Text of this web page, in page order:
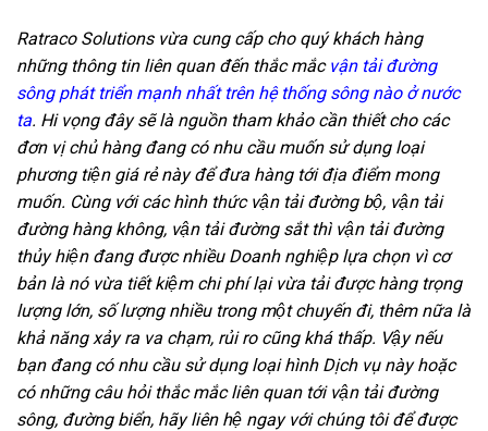
Ratraco Solutions vừa cung cấp cho quý khách hàng
những thông tin liên quan đến thắc mắc vận tải đường
sông phát triển mạnh nhất trên hệ thống sông nào ở nước
ta. Hi vọng đây sẽ là nguồn tham khảo cần thiết cho các
đơn vị chủ hàng đang có nhu cầu muốn sử dụng loại
phương tiện giá rẻ này để đưa hàng tới địa điểm mong
muốn. Cùng với các hình thức vận tải đường bộ, vận tải
đường hàng không, vận tải đường sắt thì vận tải đường
thủy hiện đang được nhiều Doanh nghiệp lựa chọn vì cơ
bản là nó vừa tiết kiệm chi phí lại vừa tải được hàng trọng
lượng lớn, số lượng nhiều trong một chuyến đi, thêm nữa là
khả năng xảy ra va chạm, rủi ro cũng khá thấp. Vậy nếu
bạn đang có nhu cầu sử dụng loại hình Dịch vụ này hoặc
có những câu hỏi thắc mắc liên quan tới vận tải đường
sông, đường biển, hãy liên hệ ngay với chúng tôi để được